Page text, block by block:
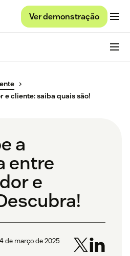
Ver demonstração
e cliente: saiba quais são!
a
entre
e
4 de março de 2025